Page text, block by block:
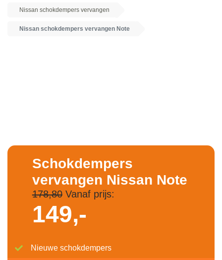
Nissan schokdempers vervangen
Nissan schokdempers vervangen Note
Schokdempers
vervangen Nissan Note
178,80Vanaf prijs:
149,-
Nieuwe schokdempers